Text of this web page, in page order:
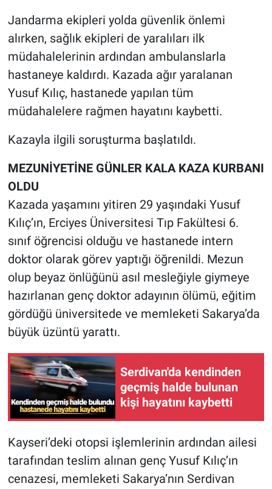
Jandarma ekipleri yolda güvenlik önlemi
alırken, sağlık ekipleri de yaralıları ilk
müdahalelerinin ardından ambulanslarla
hastaneye kaldırdı. Kazada ağır yaralanan
Yusuf Kılıç, hastanede yapılan tüm
müdahalelere rağmen hayatını kaybetti.
Kazayla ilgili soruşturma başlatıldı.
MEZUNİYETİNE GÜNLER KALA KAZA KURBANI
OLDU
Kazada yaşamını yitiren 29 yaşındaki Yusuf
Kılıç’ın, Erciyes Üniversitesi Tıp Fakültesi 6.
sınıf öğrencisi olduğu ve hastanede intern
doktor olarak görev yaptığı öğrenildi. Mezun
olup beyaz önlüğünü asıl mesleğiyle giymeye
hazırlanan genç doktor adayının ölümü, eğitim
gördüğü üniversitede ve memleketi Sakarya’da
büyük üzüntü yarattı.
Serdivan'da kendinden
geçmiş halde bulunan
kişi hayatını kaybetti
Kayseri’deki otopsi işlemlerinin ardından ailesi
tarafından teslim alınan genç Yusuf Kılıç’ın
cenazesi, memleketi Sakarya’nın Serdivan